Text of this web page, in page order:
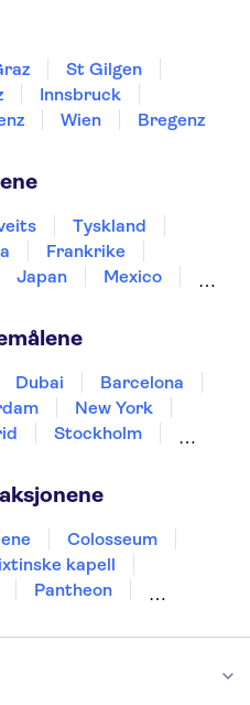
St Gilgen
Innsbruck
Wien Bregenz
Tyskland
Frankrike
Japan
Mexico
Dubai
Barcelona
New York
Stockholm
Colosseum
kapell
Pantheon
Edinburgh Castle